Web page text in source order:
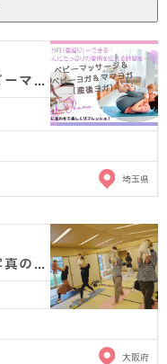
【浦和】夏の特別レッスン｜ベビーマッサージ＆ベビ…
埼玉県
【大阪 扇町】写真スタジオで写真のプレゼント付き…
大阪府